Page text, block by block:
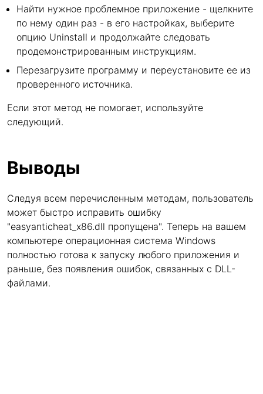
Найти нужное проблемное приложение - щелкните
по нему один раз - в его настройках, выберите
опцию Uninstall и продолжайте следовать
продемонстрированным инструкциям.
Перезагрузите программу и переустановите ее из
проверенного источника.
Если этот метод не помогает, используйте
следующий.
Выводы
Следуя всем перечисленным методам, пользователь
может быстро исправить ошибку
"easyanticheat_x86.dll пропущена". Теперь на вашем
компьютере операционная система Windows
полностью готова к запуску любого приложения и
раньше, без появления ошибок, связанных с DLL-
файлами.